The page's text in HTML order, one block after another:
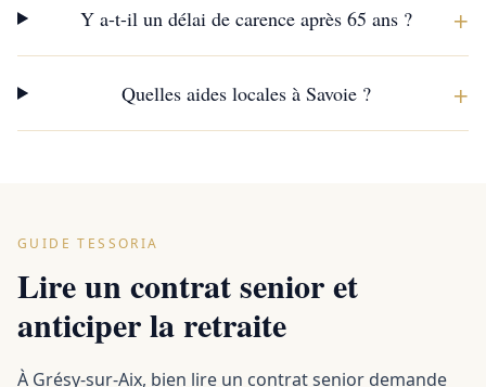
Y a-t-il un délai de carence après 65 ans ? +
Quelles aides locales à Savoie ? +
GUIDE TESSORIA
Lire un contrat senior et
anticiper la retraite
À Grésy-sur-Aix, bien lire un contrat senior demande